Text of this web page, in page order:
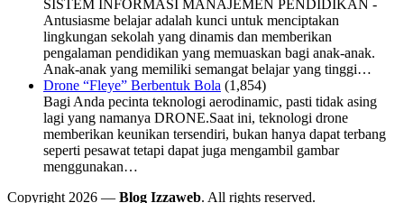
SISTEM INFORMASI MANAJEMEN PENDIDIKAN -
Antusiasme belajar adalah kunci untuk menciptakan
lingkungan sekolah yang dinamis dan memberikan
pengalaman pendidikan yang memuaskan bagi anak-anak.
Anak-anak yang memiliki semangat belajar yang tinggi…
Drone “Fleye” Berbentuk Bola (1,854)
Bagi Anda pecinta teknologi aerodinamic, pasti tidak asing
lagi yang namanya DRONE.Saat ini, teknologi drone
memberikan keunikan tersendiri, bukan hanya dapat terbang
seperti pesawat tetapi dapat juga mengambil gambar
menggunakan…
Copyright 2026 — Blog Izzaweb. All rights reserved.